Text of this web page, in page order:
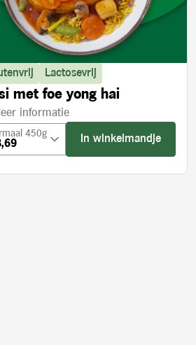
Lactosevrij
met foe yong hai
informatie
450g In winkelmandje